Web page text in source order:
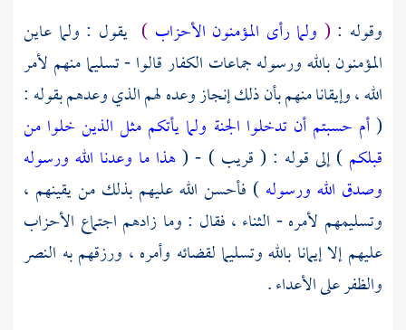
وقوله : ( ولما رأى المؤمنون الأحزاب) يقول : ولما عاين
المؤمنون بالله ورسوله جماعات الكفار قالوا - تسليما منهم لأمر
الله ، وإيقانا منهم بأن ذلك إنجاز وعده لهم الذي وعدهم بقوله :
(أم حسبتم أن تدخلوا الجنة ولما يأتكم مثل الذين خلوا من
قبلكم) إلى قوله : ( قريب ) - (هذا ما وعدنا الله ورسوله
وصدق الله ورسوله) فأحسن الله عليهم بذلك من يقينهم ،
وتسليمهم لأمره - الثناء ، فقال : وما زادهم اجتماع الأحزاب
عليهم إلا إيمانا بالله وتسليما لقضائه وأمره ، ورزقهم به النصر
والظفر على الأعداء .